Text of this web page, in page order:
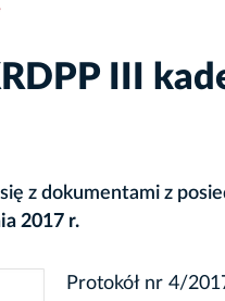
III
z dokumentami z
2017 r.
Protokół nr 4/